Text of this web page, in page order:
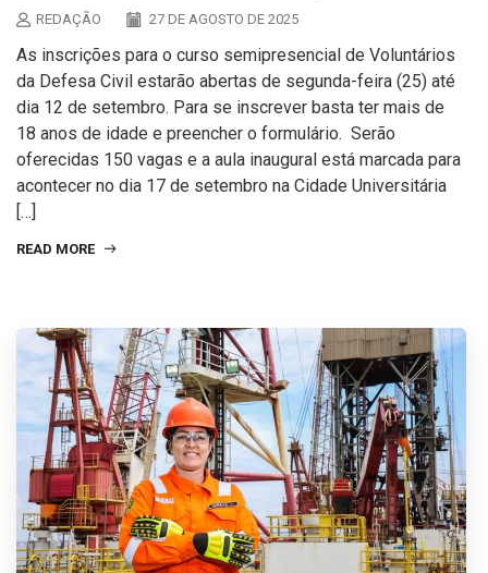
REDAÇÃO 27 DE AGOSTO DE 2025
As inscrições para o curso semipresencial de Voluntários
da Defesa Civil estarão abertas de segunda-feira (25) até
dia 12 de setembro. Para se inscrever basta ter mais de
18 anos de idade e preencher o formulário. Serão
oferecidas 150 vagas e a aula inaugural está marcada para
acontecer no dia 17 de setembro na Cidade Universitária
[…]
READ MORE